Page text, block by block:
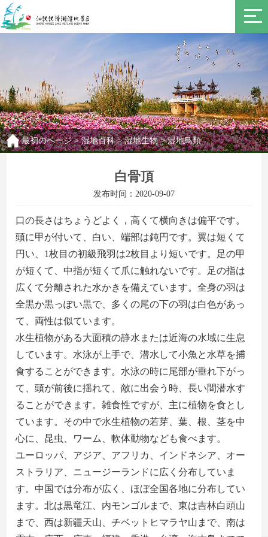
最初のページ>湿地百科>湿地生物>湿地鳥類
白骨頂
发布时间：2020-09-07
口の長さはちょうどよく，高くて横向きは偏平です。
頭に甲 が付いて 白い 、端部は鈍円です。翼は短 くて
円 い
1枚目の初級飛羽は2枚目より短いです。足の甲
が短くて、中指が短 くて 爪に触れないです。足の指は
広くて分離された水かきを備えています。全身の羽は
全黒か黒っぽい黒で、多くの尾の下の羽 は白色があっ
て、両性は似ています。
水生植物がある大面積の静水または近海の水域に生息
しています。水泳が上手で、潜水して小魚と水草を捕
食することができます。水泳の時に尾部が垂れ下がっ
て、頭が前後に揺れて、敵に出会う時、長い間潜水す
ることができます。雑食性ですが、主に植物を食とし
ています。その中で水生植物の若芽、葉、根、茎を中
心に、昆虫、ワーム、軟体動物なども食べます。
ユーロッパ、アジア 、アフリカ、インドネシア、オー
ストラリア、ニュージーランドに広く分布していま
す。中国では分布が広く、ほぼ全国各地に分布してい
ます。北は黒竜江、内モンゴルまで 、東は吉林白頭山
まで 、西は新疆天山、チベットヒマラヤ山 まで 、南は